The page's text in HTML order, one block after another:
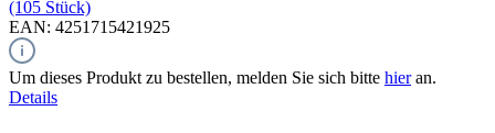
(105 Stück)
EAN: 4251715421925
Um dieses Produkt zu bestellen, melden Sie sich bitte hieran.
Details